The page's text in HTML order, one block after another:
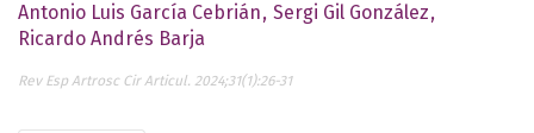
Antonio Luis García Cebrián Sergi Gil González
Ricardo Andrés Barja
Rev Esp Artrosc Cir Articul. 2024;31(1):26-31